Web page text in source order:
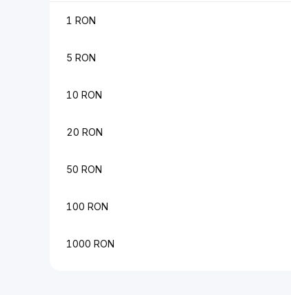
1 RON
5 RON
10 RON
20 RON
50 RON
100 RON
1000 RON